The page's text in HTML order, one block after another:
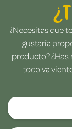
¿Necesitas que
gustaría
producto? ¿Has
todo va